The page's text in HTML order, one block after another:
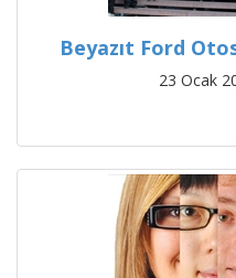
Beyazıt Ford
23 Ocak